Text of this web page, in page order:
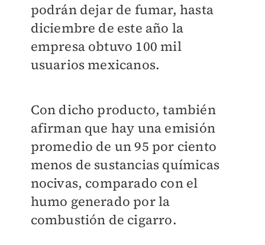
podrán dejar de fumar, hasta
diciembre de este año la
empresa obtuvo 100 mil
usuarios mexicanos.
Con dicho producto, también
afirman que hay una emisión
promedio de un 95 por ciento
menos de sustancias químicas
nocivas, comparado con el
humo generado por la
combustión de cigarro.